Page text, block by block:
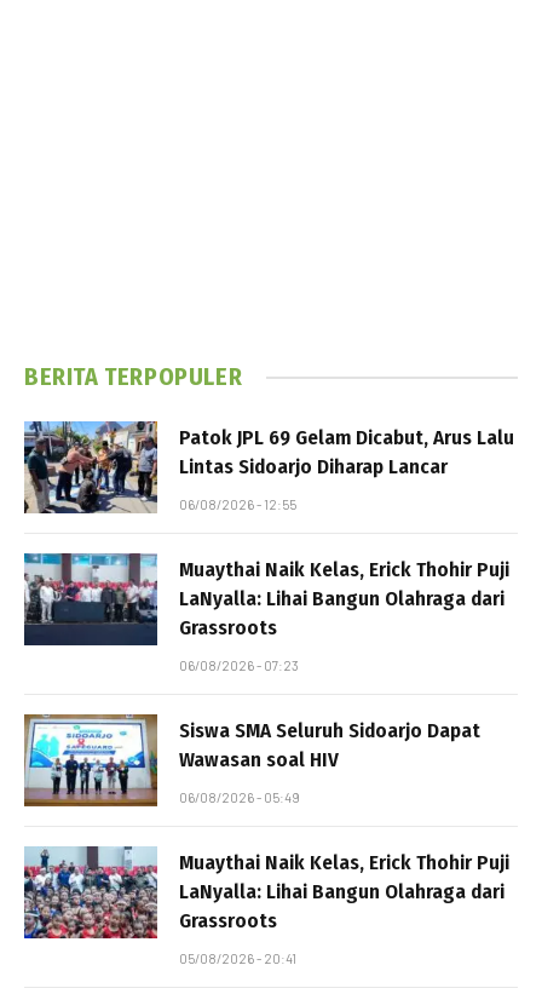
BERITA TERPOPULER
Patok JPL 69 Gelam Dicabut, Arus Lalu
Lintas Sidoarjo Diharap Lancar
06/08/2026 - 12:55
Muaythai Naik Kelas, Erick Thohir Puji
LaNyalla: Lihai Bangun Olahraga dari
Grassroots
06/08/2026 - 07:23
Siswa SMA Seluruh Sidoarjo Dapat
Wawasan soal HIV
06/08/2026 - 05:49
Muaythai Naik Kelas, Erick Thohir Puji
LaNyalla: Lihai Bangun Olahraga dari
Grassroots
05/08/2026 - 20:41